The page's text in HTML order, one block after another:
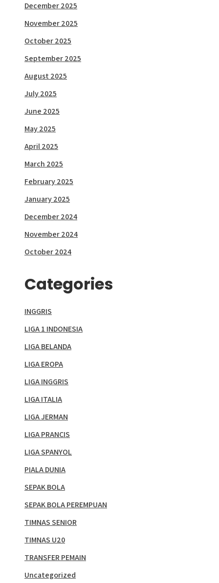
December 2025
November 2025
October 2025
September 2025
August 2025
July 2025
June 2025
May 2025
April 2025
March 2025
February 2025
January 2025
December 2024
November 2024
October 2024
Categories
INGGRIS
LIGA 1 INDONESIA
LIGA BELANDA
LIGA EROPA
LIGA INGGRIS
LIGA ITALIA
LIGA JERMAN
LIGA PRANCIS
LIGA SPANYOL
PIALA DUNIA
SEPAK BOLA
SEPAK BOLA PEREMPUAN
TIMNAS SENIOR
TIMNAS U20
TRANSFER PEMAIN
Uncategorized